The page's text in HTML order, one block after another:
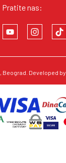
Pratite nas:
, Beograd. Developed by